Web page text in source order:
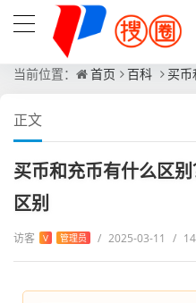
当前位置： 首页 百科 买币
正文
买币和充币有什么区
区别
访客 V 管理员 / 2025-03-11 /